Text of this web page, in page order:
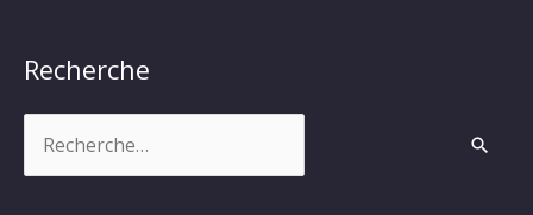
Recherche